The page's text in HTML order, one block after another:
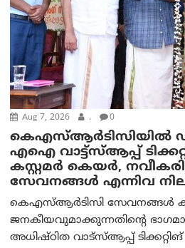
Aug 7, 2026 . 0
കെഎസ്ആർടിസിയിൽ
എഐ വാട്ട്‌സ്ആപ്പ്
കസ്റ്റമർ കെയർ,
സേവനങ്ങൾ എന്നിവ
കെഎസ്ആർടിസി സേവനങ്ങൾ
ജനകീയവുമാക്കുന്നതിന്റെ
അധിഷ്ഠിത വാട്‌സ്ആപ്പ് ടിക്കറ്റിങ്